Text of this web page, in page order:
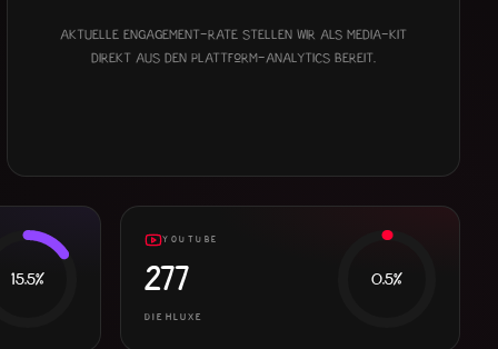
Aktuelle Engagement-Rate stellen wir als Media-Kit
direkt aus den Plattform-Analytics bereit.
15.5%
YOUTUBE
277
DIEHLUXE
0.5%